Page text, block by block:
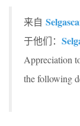
来自
于他们：
Appreciation
the following